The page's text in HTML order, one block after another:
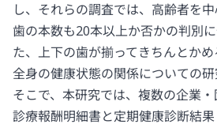
し、それらの調査では、高齢者を中
歯の本数も20本以上か否かの判別
た、上下の歯が揃ってきちんとか
全身の健康状態の関係についての研
そこで、本研究では、複数の企業
診療報酬明細書と定期健康診断結果